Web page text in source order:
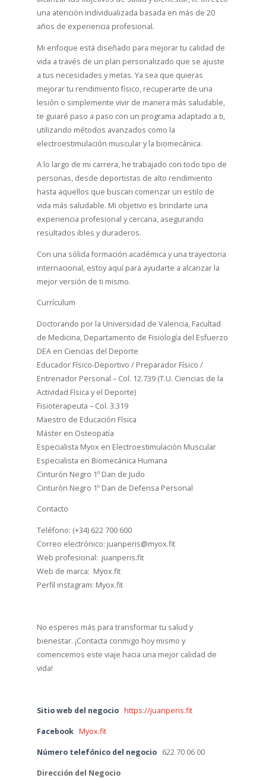
una atención individualizada basada en más de 20
años de experiencia profesional.
Mi enfoque está diseñado para mejorar tu calidad de
vida a través de un plan personalizado que se ajuste
a tus necesidades y metas. Ya sea que quieras
mejorar tu rendimiento físico, recuperarte de una
lesión o simplemente vivir de manera más saludable,
te guiaré paso a paso con un programa adaptado a ti,
utilizando métodos avanzados como la
electroestimulación muscular y la biomecánica.
A lo largo de mi carrera, he trabajado con todo tipo de
personas, desde deportistas de alto rendimiento
hasta aquellos que buscan comenzar un estilo de
vida más saludable. Mi objetivo es brindarte una
experiencia profesional y cercana, asegurando
resultados ibles y duraderos.
Con una sólida formación académica y una trayectoria
internacional, estoy aquí para ayudarte a alcanzar la
mejor versión de ti mismo.
Currículum
Doctorando por la Universidad de Valencia, Facultad
de Medicina, Departamento de Fisiología del Esfuerzo
DEA en Ciencias del Deporte
Educador Físico-Deportivo / Preparador Físico /
Entrenador Personal – Col. 12.739 (T.U. Ciencias de la
Actividad Física y el Deporte)
Fisioterapeuta – Col. 3.319
Maestro de Educación Física
Máster en Osteopatía
Especialista Myox en Electroestimulación Muscular
Especialista en Biomecánica Humana
Cinturón Negro 1º Dan de Judo
Cinturón Negro 1º Dan de Defensa Personal
Contacto
Teléfono: (+34) 622 700 600
Correo electrónico: juanperis@myox.fit
Web profesional: juanperis.fit
Web de marca: Myox.fit
Perfil instagram: Myox.fit
No esperes más para transformar tu salud y
bienestar. ¡Contacta conmigo hoy mismo y
comencemos este viaje hacia una mejor calidad de
vida!
Sitio web del negocio https://juanperis.fit
Facebook Myox.fit
Número telefónico del negocio 622 70 06 00
Dirección del Negocio